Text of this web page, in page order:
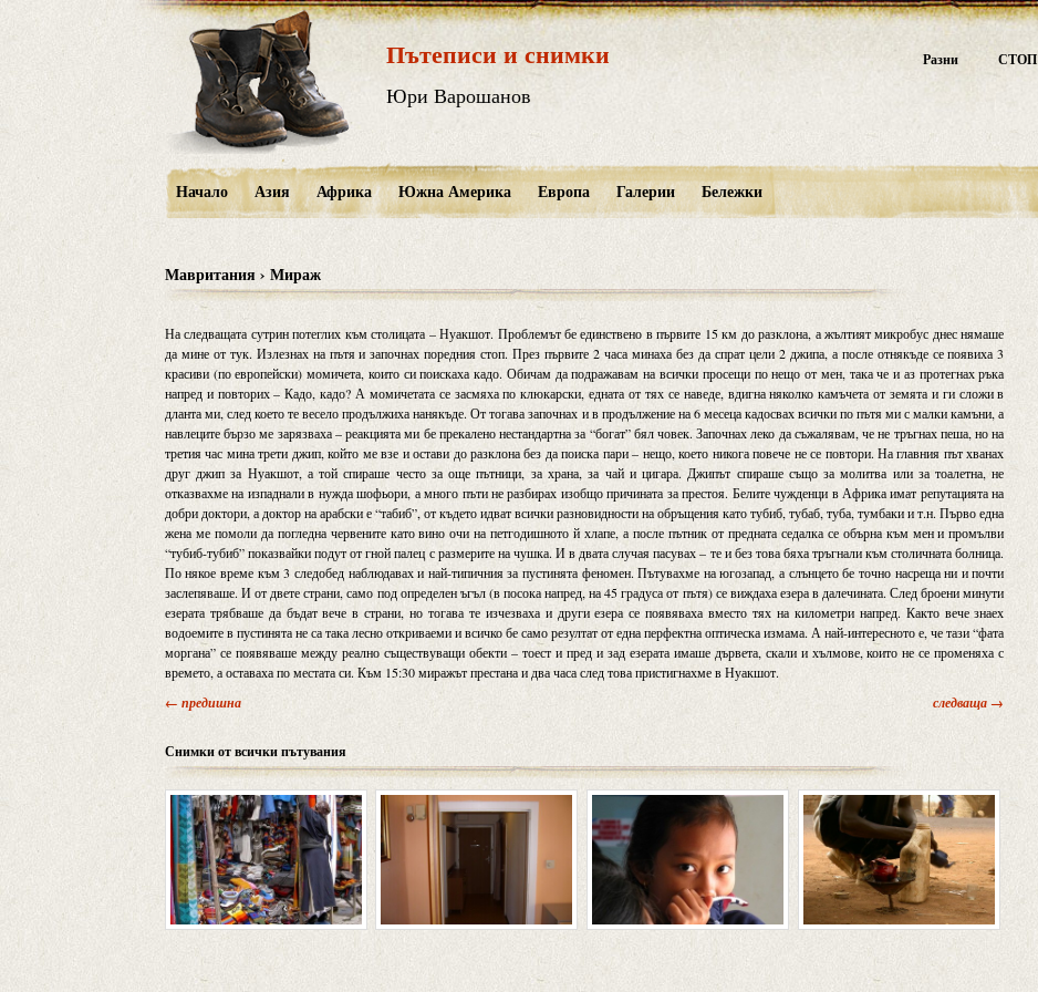
Пътеписи и снимки
Юри Варошанов
Разни СТОП
Начало Азия Африка Южна Америка Европа Галерии Бележки
Мавритания › Мираж
На следващата сутрин потеглих към столицата – Нуакшот. Проблемът бе единствено в първите 15 км до разклона, а жълтият микробус днес нямаше
да мине от тук. Излезнах на пътя и започнах поредния стоп. През първите 2 часа минаха без да спрат цели 2 джипа, а после отнякъде се появиха 3
красиви (по европейски) момичета, които си поискаха кадо. Обичам да подражавам на всички просещи по нещо от мен, така че и аз протегнах ръка
напред и повторих – Кадо, кадо? А момичетата се засмяха по клюкарски, едната от тях се наведе, вдигна няколко камъчета от земята и ги сложи в
дланта ми, след което те весело продължиха нанякъде. От тогава започнах и в продължение на 6 месеца кадосвах всички по пътя ми с малки камъни, а
навлеците бързо ме зарязваха – реакцията ми бе прекалено нестандартна за “богат” бял човек. Започнах леко да съжалявам, че не тръгнах пеша, но на
третия час мина трети джип, който ме взе и остави до разклона без да поиска пари – нещо, което никога повече не се повтори. На главния път хванах
друг джип за Нуакшот, а той спираше често за още пътници, за храна, за чай и цигара. Джипът спираше също за молитва или за тоалетна, не
отказвахме на изпаднали в нужда шофьори, а много пъти не разбирах изобщо причината за престоя. Белите чужденци в Африка имат репутацията на
добри доктори, а доктор на арабски е “табиб”, от където идват всички разновидности на обръщения като тубиб, тубаб, туба, тумбаки и т.н. Първо една
жена ме помоли да погледна червените като вино очи на петгодишното й хлапе, а после пътник от предната седалка се обърна към мен и промълви
“тубиб-тубиб” показвайки подут от гной палец с размерите на чушка. И в двата случая пасувах – те и без това бяха тръгнали към столичната болница.
По някое време към 3 следобед наблюдавах и най-типичния за пустинята феномен. Пътувахме на югозапад, а слънцето бе точно насреща ни и почти
заслепяваше. И от двете страни, само под определен ъгъл (в посока напред, на 45 градуса от пътя) се виждаха езера в далечината. След броени минути
езерата трябваше да бъдат вече в страни, но тогава те изчезваха и други езера се появяваха вместо тях на километри напред. Както вече знаех
водоемите в пустинята не са така лесно откриваеми и всичко бе само резултат от една перфектна оптическа измама. А най-интересното е, че тази “фата
моргана” се появяваше между реално съществуващи обекти – тоест и пред и зад езерата имаше дървета, скали и хълмове, които не се променяха с
времето, а оставаха по местата си. Към 15:30 миражът престана и два часа след това пристигнахме в Нуакшот.
← предишна следваща →
Снимки от всички пътувания